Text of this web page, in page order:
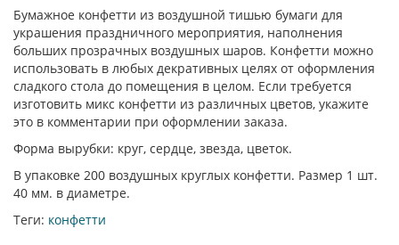
Бумажное конфетти из воздушной тишью бумаги для
украшения праздничного мероприятия, наполнения
больших прозрачных воздушных шаров. Конфетти можно
использовать в любых декративных целях от оформления
сладкого стола до помещения в целом. Если требуется
изготовить микс конфетти из различных цветов, укажите
это в комментарии при оформлении заказа.
Форма вырубки: круг, сердце, звезда, цветок.
В упаковке 200 воздушных круглых конфетти. Размер 1 шт.
40 мм. в диаметре.
Теги: конфетти